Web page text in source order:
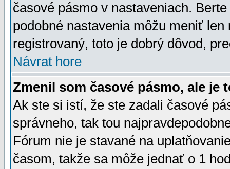
časové pásmo v nastaveniach.
podobné nastavenia môžu meniť
registrovaný, toto je dobrý dôvod,
Návrat hore
Zmenil som časové pásmo, ale je
Ak ste si istí, že ste zadali časové
správneho, tak tou
Fórum nie je stavané na
časom, takže sa môže jednať o 1